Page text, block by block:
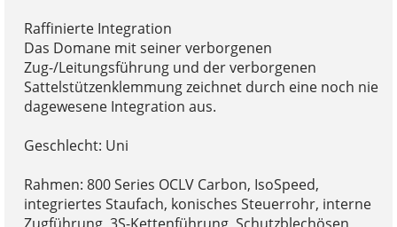
Raffinierte Integration
Das Domane mit seiner verborgenen
Zug-/Leitungsführung und der verborgenen
Sattelstützenklemmung zeichnet durch eine noch nie
dagewesene Integration aus.
Geschlecht: Uni
Rahmen: 800 Series OCLV Carbon, IsoSpeed,
integriertes Staufach, konisches Steuerrohr, interne